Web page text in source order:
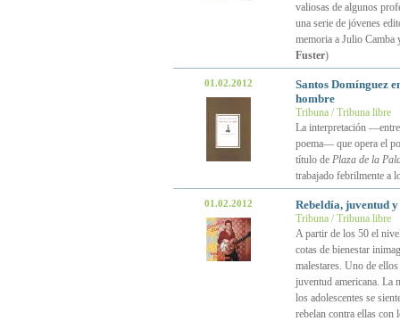
valiosas de algunos
una serie de jóvenes
memoria a Julio Camba
Fuster)
01.02.2012
Santos Domínguez
hombre
Tribuna / Tribuna libre
La interpretación
poema— que opera el
título de Plaza de la
trabajado febrilmente a
01.02.2012 Rebeldía, juventud
Tribuna / Tribuna libre
A partir de los 50 el
cotas de bienestar
malestares. Uno de
juventud americana. La
los adolescentes se
rebelan contra ellas con